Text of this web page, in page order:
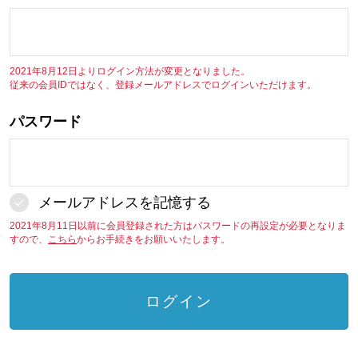
2021年8月12日よりログイン方法が変更となりました。
従来の会員IDではなく、登録メールアドレスでログインいただけます。
パスワード
メールアドレスを記憶する
2021年8月11日以前に会員登録された方はパスワードの再設定が必要となりま
すので、
こちらからお手続きをお願いいたします。
ログイン